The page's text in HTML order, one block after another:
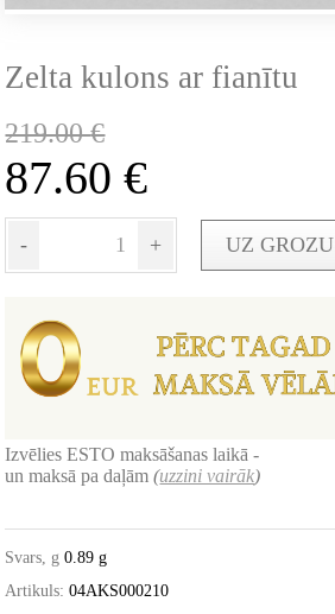
Zelta kulons ar fianītu
219.00€
87.60€
- + UZ GROZU
Izvēlies ESTO maksāšanas laikā -
un maksā pa daļām(uzzini vairāk)
Svars, g 0.89 g
Artikuls: 04AKS000210